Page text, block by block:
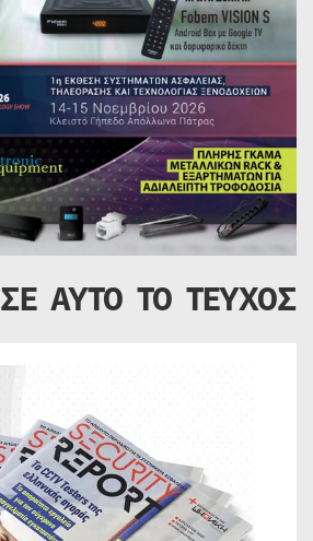
ΣΕ ΑΥΤΟ ΤΟ ΤΕΥΧΟΣ